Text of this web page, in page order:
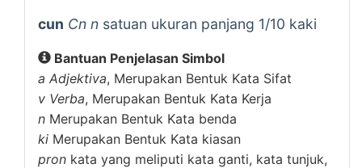
cun Cn n satuan ukuran panjang 1/10 kaki
Bantuan Penjelasan Simbol
a Adjektiva, Merupakan Bentuk Kata Sifat
v Verba, Merupakan Bentuk Kata Kerja
n Merupakan Bentuk Kata benda
ki Merupakan Bentuk Kata kiasan
pron kata yang meliputi kata ganti, kata tunjuk,